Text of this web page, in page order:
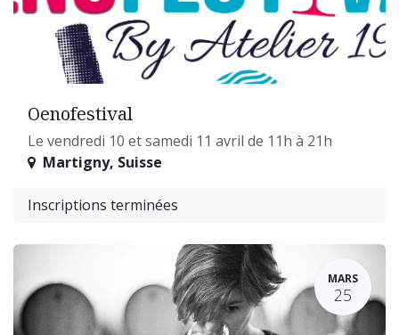
Oenofestival
Le vendredi 10 et samedi 11 avril de 11h à 21h
Martigny, Suisse
Inscriptions terminées
MARS
25